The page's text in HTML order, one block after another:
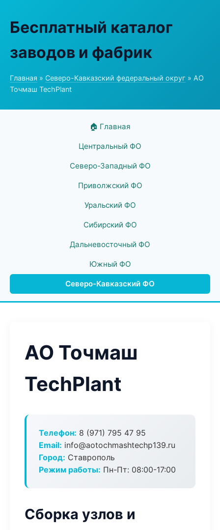
Бесплатный каталог
заводов и фабрик
Главная » Северо-Кавказский федеральный округ » АО
Точмаш TechPlant
🏠 Главная
Центральный ФО
Северо-Западный ФО
Приволжский ФО
Уральский ФО
Сибирский ФО
Дальневосточный ФО
Южный ФО
Северо-Кавказский ФО
АО Точмаш
TechPlant
Телефон: 8 (971) 795 47 95
Email: info@aotochmashtechp139.ru
Город: Ставрополь
Режим работы: Пн-Пт: 08:00-17:00
Сборка узлов и